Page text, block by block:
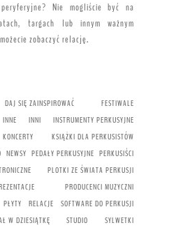
Nie mogliście być na
targach lub innym ważnym
zobaczyć relację.
DAJ SIĘ ZAINSPIROWAĆ
FESTIWALE
INNE INNI
INSTRUMENTY PERKUSYJNE
KONCERTY
KSIĄŻKI DLA PERKUSISTÓW
NEWSY PEDAŁY PERKUSYJNE PERKUSIŚCI
PLOTKI ZE ŚWIATA PERKUSJI
PRODUCENCI MUZYCZNI
PŁYTY RELACJE
SOFTWARE DO PERKUSJI
W DZIESIĄTKĘ STUDIO
SYLWETKI